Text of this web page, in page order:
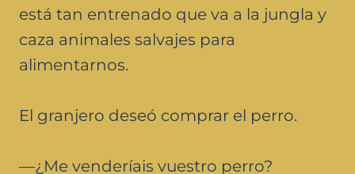
está tan entrenado que va a la jungla y
caza animales salvajes para
alimentarnos.
El granjero deseó comprar el perro.
—¿Me venderíais vuestro perro?